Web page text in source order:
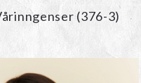
(376-3)